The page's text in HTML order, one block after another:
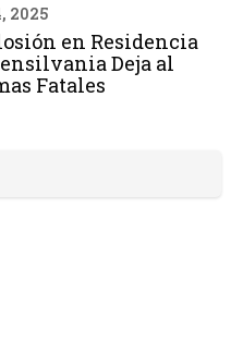
2025
en Residencia
Deja al
Fatales